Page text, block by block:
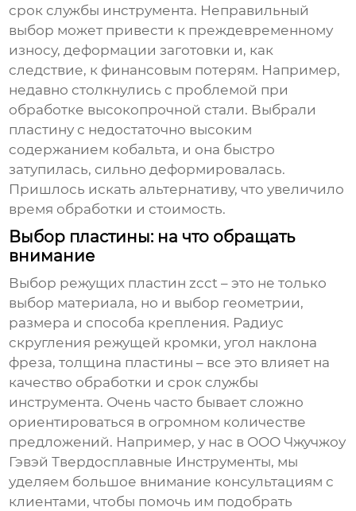
срок службы инструмента. Неправильный
выбор может привести к преждевременному
износу, деформации заготовки и, как
следствие, к финансовым потерям. Например,
недавно столкнулись с проблемой при
обработке высокопрочной стали. Выбрали
пластину с недостаточно высоким
содержанием кобальта, и она быстро
затупилась, сильно деформировалась.
Пришлось искать альтернативу, что увеличило
время обработки и стоимость.
Выбор пластины: на что обращать
внимание
Выбор режущих пластин zcct – это не только
выбор материала, но и выбор геометрии,
размера и способа крепления. Радиус
скругления режущей кромки, угол наклона
фреза, толщина пластины – все это влияет на
качество обработки и срок службы
инструмента. Очень часто бывает сложно
ориентироваться в огромном количестве
предложений. Например, у нас в ООО Чжучжоу
Гэвэй Твердосплавные Инструменты, мы
уделяем большое внимание консультациям с
клиентами, чтобы помочь им подобрать